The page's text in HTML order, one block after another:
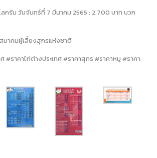
กรัม วันจันทร์ที่ 7 มีนาคม 2565 : 2,700 บาท บวก
มาคมผู้เลี้ยงสุกรแห่งชาติ
#ราคาไก่ต่างประเทศ #ราคาสุกร #ราคาหมู #ราคา